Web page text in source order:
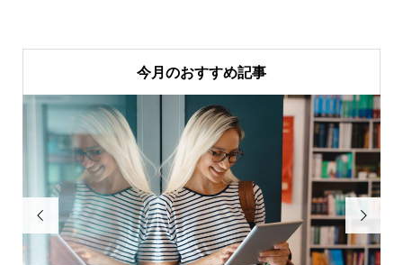
今月のおすすめ記事
 